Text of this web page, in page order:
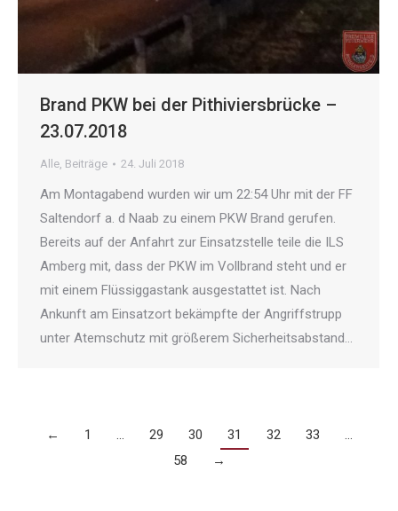
Brand PKW bei der Pithiviersbrücke –
23.07.2018
Alle, Beiträge 24. Juli 2018
Am Montagabend wurden wir um 22:54 Uhr mit der FF
Saltendorf a. d Naab zu einem PKW Brand gerufen.
Bereits auf der Anfahrt zur Einsatzstelle teile die ILS
Amberg mit, dass der PKW im Vollbrand steht und er
mit einem Flüssiggastank ausgestattet ist. Nach
Ankunft am Einsatzort bekämpfte der Angriffstrupp
unter Atemschutz mit größerem Sicherheitsabstand…
← 1 … 29 30 31 32 33
…
58
→